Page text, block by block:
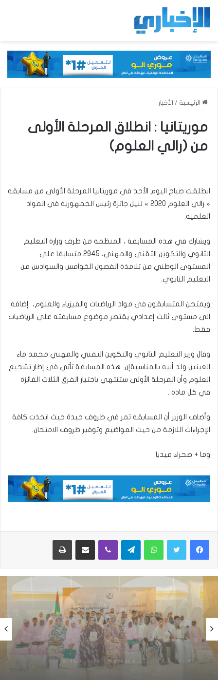
الرئيسية / الأخبار
موريتانيا : انطلاق المرحلة الأولى
من (رالي العلوم)
انطلقت صباح اليوم الأحد في موريتانيا المرحلة الأولى من مسابقة
« رالي العلوم 2020 » لنيل جائزة رئيس الجمهورية في المواد
العلمية.
ويشارك في هذه المسابقة ، المنظمة من طرف وزارة التعليم
الثانوي والتكوين التقني والمهني، 2945 متسابقا على
المستوى الوطني من تلامذة الفصول الخوامس والسوادس من
التعليم الثانوي.
ويمتحن المتسابقون في مواد الرياضيات والفيزياء والعلوم،
إضافة
الى مستوى ثالث إعدادي يقتصر موضوع مسابقته على الرياضيات
فقط.
وقال وزير التعليم الثانوي والتكوين التقني والمهني محمد ماء
العينين ولد أييه بالمناسبة إن هذه المسابقة تأتي في إطار تشجيع
العلوم وأن المرحلة الأولى ستنتهي باختيار الفرق الثلاث الفائزة
في كل مادة .
وأضاف الوزير أن المسابقة تمر في ظروف جيدة حيث اتخذت كافة
الإجراءات اللازمة من حيث المواضيع وتوفير ظروف الامتحان.
وما + صحراء ميديا
واتساب تيلقرام ڤايبر مشاركة عبر البريد طباعة
الأخبار
الأخبار
منذ 7 ساعات
السيدة الأولى تكرم المتفوقين في الامتحانات